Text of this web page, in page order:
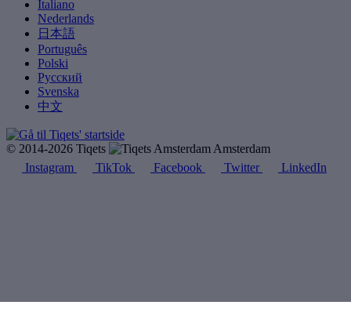
Italiano
Nederlands
日本語
Português
Polski
Русский
Svenska
中文
© 2014-2026 Tiqets
Amsterdam
Instagram
TikTok Facebook Twitter LinkedIn